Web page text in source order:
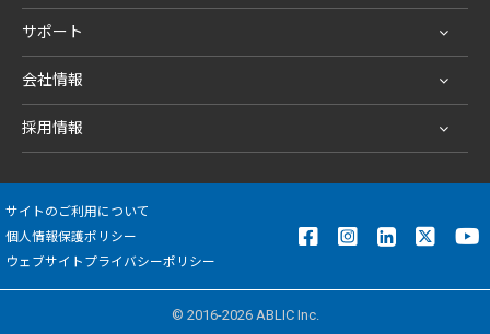
サポート
会社情報
採用情報
サイトのご利用について
個人情報保護ポリシー
ウェブサイトプライバシーポリシー
© 2016-2026 ABLIC Inc.